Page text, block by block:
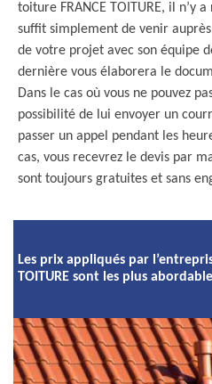
toiture FRANCE TOITURE, il n’y
suffit simplement de venir
de votre projet avec son équipe
dernière vous élaborera le
Dans le cas où vous ne pouvez
possibilité de lui envoyer un
passer un appel pendant les
cas, vous recevrez le devis par
sont toujours gratuites et sans
Les prix appliqués par
TOITURE sont les plus